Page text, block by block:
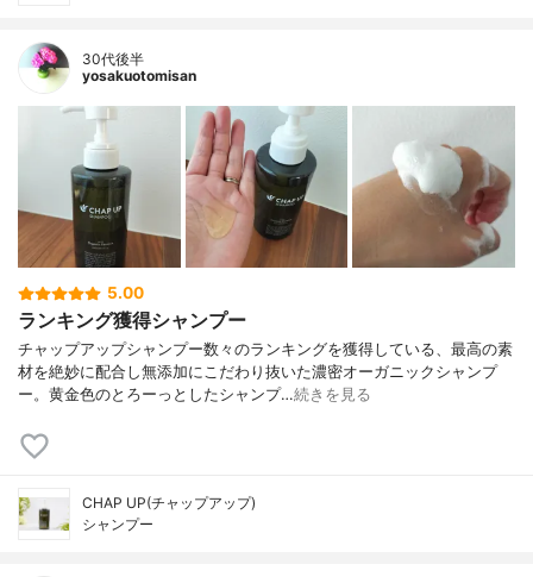
30代後半
yosakuotomisan
5.00
ランキング獲得シャンプー
チャップアップシャンプー数々のランキングを獲得している、最高の素
材を絶妙に配合し無添加にこだわり抜いた濃密オーガニックシャンプ
ー。黄金色のとろーっとしたシャンプ…続きを見る
CHAP UP(チャップアップ)
シャンプー